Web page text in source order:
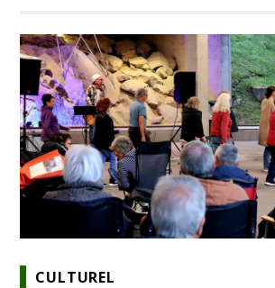
CULTUREL